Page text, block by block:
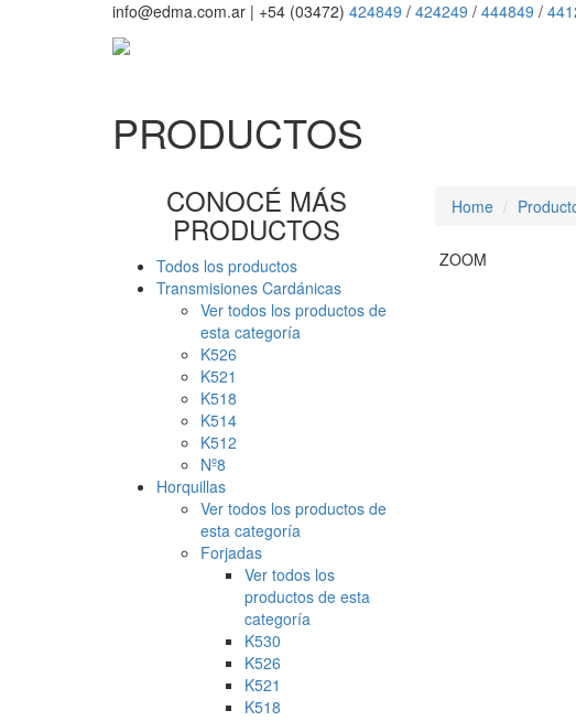
info@edma.com.ar | +54 (03472) 424849 / 424249 / 444849 /
PRODUCTOS
CONOCÉ MÁS
PRODUCTOS
Todos los productos
Transmisiones Cardánicas
Ver todos los productos de
esta categoría
K526
K521
K518
K514
K512
Nº8
Horquillas
Ver todos los productos de
esta categoría
Forjadas
Ver todos los
productos de esta
categoría
K530
K526
K521
K518
Home
ZOOM